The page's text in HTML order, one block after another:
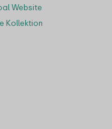
Website
Kollektion